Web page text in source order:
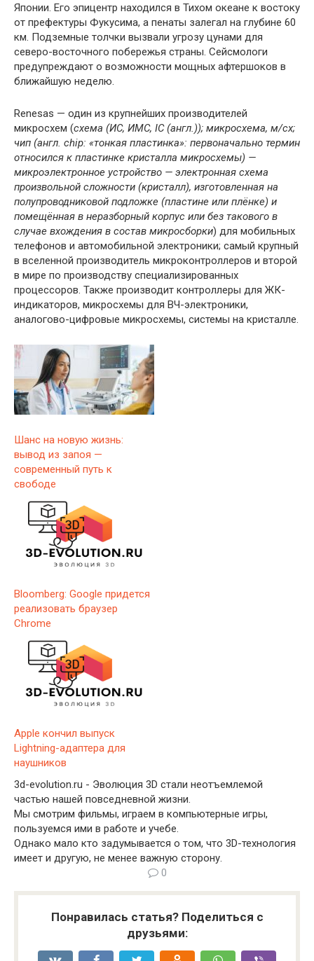
Японии. Его эпицентр находился в Тихом океане к востоку
от префектуры Фукусима, а пенаты залегал на глубине 60
км. Подземные толчки вызвали угрозу цунами для
северо-восточного побережья страны. Сейсмологи
предупреждают о возможности мощных афтершоков в
ближайшую неделю.
Renesas — один из крупнейших производителей
микросхем (схема (ИС, ИМС, IC (англ.)); микросхема, м/сх;
чип (англ. chip: «тонкая пластинка»: первоначально термин
относился к пластинке кристалла микросхемы) —
микроэлектронное устройство — электронная схема
произвольной сложности (кристалл), изготовленная на
полупроводниковой подложке (пластине или плёнке) и
помещённая в неразборный корпус или без такового в
случае вхождения в состав микросборки) для мобильных
телефонов и автомобильной электроники; самый крупный
в вселенной производитель микроконтроллеров и второй
в мире по производству специализированных
процессоров. Также производит контроллеры для ЖК-
индикаторов, микросхемы для ВЧ-электроники,
аналогово-цифровые микросхемы, системы на кристалле.
Шанс на новую жизнь:
вывод из запоя —
современный путь к
свободе
Bloomberg: Google придется
реализовать браузер
Chrome
Apple кончил выпуск
Lightning-адаптера для
наушников
3d-evolution.ru - Эволюция 3D стали неотъемлемой
частью нашей повседневной жизни.
Мы смотрим фильмы, играем в компьютерные игры,
пользуемся ими в работе и учебе.
Однако мало кто задумывается о том, что 3D-технология
имеет и другую, не менее важную сторону.
0
Понравилась статья? Поделиться с
друзьями: